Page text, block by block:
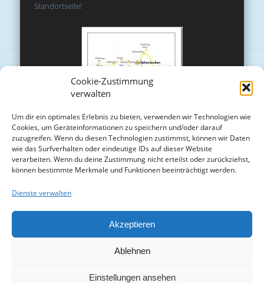
Cookie-Zustimmung
verwalten
Um dir ein optimales Erlebnis zu bieten, verwenden wir Technologien wie
Cookies, um Geräteinformationen zu speichern und/oder darauf
zuzugreifen. Wenn du diesen Technologien zustimmst, können wir Daten
wie das Surfverhalten oder eindeutige IDs auf dieser Website
verarbeiten. Wenn du deine Zustimmung nicht erteilst oder zurückziehst,
können bestimmte Merkmale und Funktionen beeinträchtigt werden.
Dienste verwalten
Akzeptieren
Ablehnen
Einstellungen ansehen
Standortseite!